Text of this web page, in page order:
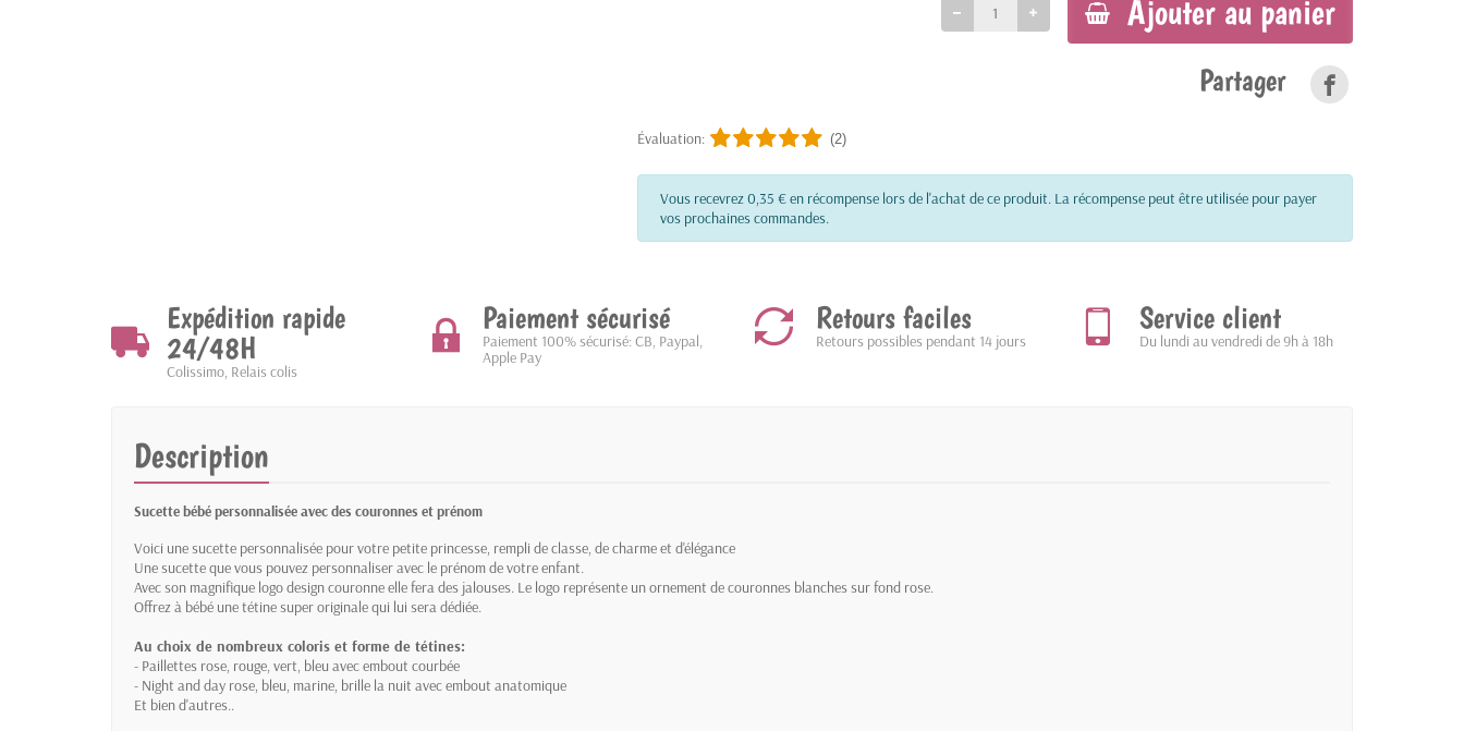
Ajouter au panier
Partager
Évaluation: (2)
Vous recevrez 0,35 € en récompense lors de l'achat de ce produit. La récompense peut être utilisée pour payer
vos prochaines commandes.
Expédition rapide
24/48H
Colissimo, Relais colis
Paiement sécurisé
Paiement 100% sécurisé: CB, Paypal,
Apple Pay
Retours faciles
Retours possibles pendant 14 jours
Service client
Du lundi au vendredi de 9h à 18h
Description
Sucette bébé personnalisée avec des couronnes et prénom
Voici une sucette personnalisée pour votre petite princesse, rempli de classe, de charme et d'élégance
Une sucette que vous pouvez personnaliser avec le prénom de votre enfant.
Avec son magnifique logo design couronne elle fera des jalouses. Le logo représente un ornement de couronnes blanches sur fond rose.
Offrez à bébé une tétine super originale qui lui sera dédiée.
Au choix de nombreux coloris et forme de tétines:
- Paillettes rose, rouge, vert, bleu avec embout courbée
- Night and day rose, bleu, marine, brille la nuit avec embout anatomique
Et bien d'autres..